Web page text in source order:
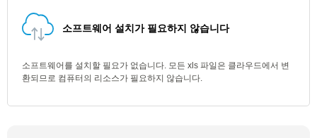
소프트웨어 설치가 필요하지 않습니다
소프트웨어를 설치할 필요가 없습니다. 모든 xls 파일은 클라우드에서 변
환되므로 컴퓨터의 리소스가 필요하지 않습니다.